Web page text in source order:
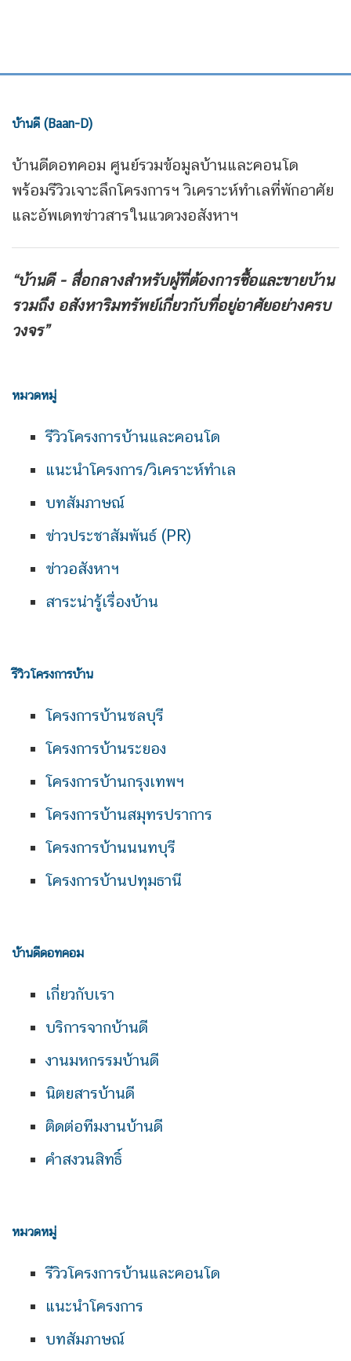
บ้านดี (Baan-D)
บ้านดีดอทคอม ศูนย์รวมข้อมูลบ้านและคอนโด
พร้อมรีวิวเจาะลึกโครงการฯ วิเคราะห์ทำเลที่พักอาศัย
และอัพเดทข่าวสารในแวดวงอสังหาฯ
“บ้านดี - สื่อกลางสำหรับผู้ที่ต้องการซื้อและขายบ้าน
รวมถึง อสังหาริมทรัพย์เกี่ยวกับที่อยู่อาศัยอย่างครบ
วงจร”
หมวดหมู่
รีวิวโครงการบ้านและคอนโด
แนะนำโครงการ/วิเคราะห์ทำเล
บทสัมภาษณ์
ข่าวประชาสัมพันธ์ (PR)
ข่าวอสังหาฯ
สาระน่ารู้เรื่องบ้าน
รีวิวโครงการบ้าน
โครงการบ้านชลบุรี
โครงการบ้านระยอง
โครงการบ้านกรุงเทพฯ
โครงการบ้านสมุทรปราการ
โครงการบ้านนนทบุรี
โครงการบ้านปทุมธานี
บ้านดีดอทคอม
เกี่ยวกับเรา
บริการจากบ้านดี
งานมหกรรมบ้านดี
นิตยสารบ้านดี
ติดต่อทีมงานบ้านดี
คำสงวนสิทธิ์
หมวดหมู่
รีวิวโครงการบ้านและคอนโด
แนะนำโครงการ
บทสัมภาษณ์